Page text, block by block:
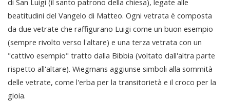
beatitudini del Vangelo di Matteo. Ogni vetrata è composta
da due vetrate che raffigurano Luigi come un buon esempio
(sempre rivolto verso l'altare) e una terza vetrata con un
"cattivo esempio" tratto dalla Bibbia (voltato dall'altra parte
rispetto all'altare). Wiegmans aggiunse simboli alla sommità
delle vetrate, come l'erba per la transitorietà e il croco per la
gioia.